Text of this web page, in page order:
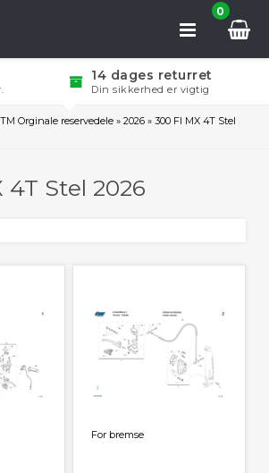
0
14 dages returret
Din sikkerhed er vigtig
TM Orginale reservedele »2026 »300 FI MX 4T Stel
4T Stel 2026
For bremse